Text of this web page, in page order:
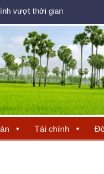
vượt thời gian
Tài chính